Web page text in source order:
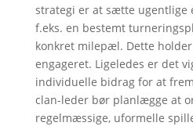
strategi er at sætte ugentlige
f.eks. en bestemt
konkret milepæl. Dette
engageret. Ligeledes er det
individuelle bidrag for at
clan-leder bør planlægge at
regelmæssige, uformelle